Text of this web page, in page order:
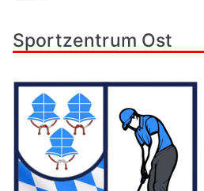
Sportzentrum Ost